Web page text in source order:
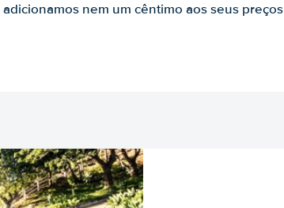
adicionamos nem um cêntimo aos seus preços